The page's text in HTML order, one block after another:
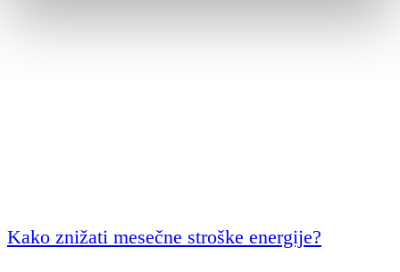
Kako znižati mesečne stroške energije?